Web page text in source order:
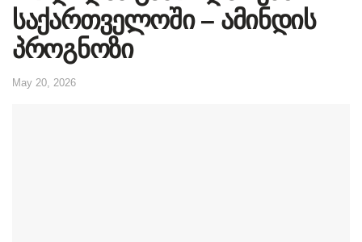
საქართველოში – ამინდის
პროგნოზი
May 20, 2026